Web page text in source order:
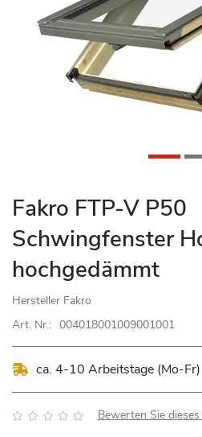
Zum
Anfang
der
springen
Fakro FTP-V P50
Schwingfenster
hochgedämmt
Hersteller Fakro
Art. Nr.: 004018001009001001
ca. 4-10 Arbeitstage (Mo-Fr)
Bewertung: Bewerten Sie